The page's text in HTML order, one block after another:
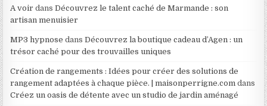
A voir dansDécouvrez le talent caché de Marmande : son
artisan menuisier
MP3 hypnose dansDécouvrez la boutique cadeau d’Agen : un
trésor caché pour des trouvailles uniques
Création de rangements : Idées pour créer des solutions de
rangement adaptées à chaque pièce. | maisonperrigne.com dans
Créez un oasis de détente avec un studio de jardin aménagé